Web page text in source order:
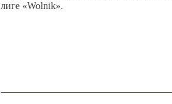
лиге «Wolnik».